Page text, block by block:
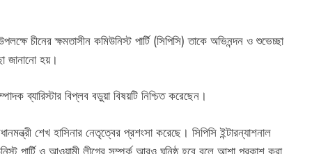
চীনের ক্ষমতাসীন কমিউনিস্ট পার্টি (সিপিসি) তাকে অভিনন্দন ও শুভেচ্ছা
জানানো হয়।
ব্যারিস্টার বিপ্লব বড়ুয়া বিষয়টি নিশ্চিত করেছেন।
শেখ হাসিনার নেতৃত্বের প্রশংসা করেছে। সিপিসি ইন্টারন্যাশনাল